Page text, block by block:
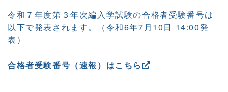
令和７年度第３年次編入学試験の合格者受験番号は
以下で発表されます。（令和6年7月10日 14:00発
表）
合格者受験番号（速報）はこちら